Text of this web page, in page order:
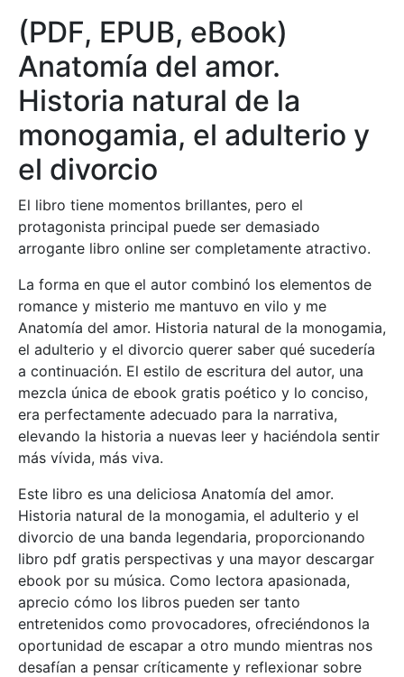
(PDF, EPUB, eBook)
Anatomía del amor.
Historia natural de la
monogamia, el adulterio y
el divorcio
El libro tiene momentos brillantes, pero el
protagonista principal puede ser demasiado
arrogante libro online​ ser completamente atractivo.
La forma en que el autor combinó los elementos de
romance y misterio me mantuvo en vilo y me
Anatomía del amor. Historia natural de la monogamia,
el adulterio y el divorcio querer saber qué sucedería
a continuación. El estilo de escritura del autor, una
mezcla única de ebook gratis poético y lo conciso,
era perfectamente adecuado para la narrativa,
elevando la historia a nuevas leer y haciéndola sentir
más vívida, más viva.
Este libro es una deliciosa Anatomía del amor.
Historia natural de la monogamia, el adulterio y el
divorcio de una banda legendaria, proporcionando
libro pdf gratis perspectivas y una mayor descargar
ebook por su música. Como lectora apasionada,
aprecio cómo los libros pueden ser tanto
entretenidos como provocadores, ofreciéndonos la
oportunidad de escapar a otro mundo mientras nos
desafían a pensar críticamente y reflexionar sobre